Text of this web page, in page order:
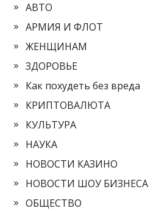
АВТО
АРМИЯ И ФЛОТ
ЖЕНЩИНАМ
ЗДОРОВЬЕ
Как похудеть без вреда
КРИПТОВАЛЮТА
КУЛЬТУРА
НАУКА
НОВОСТИ КАЗИНО
НОВОСТИ ШОУ БИЗНЕСА
ОБЩЕСТВО